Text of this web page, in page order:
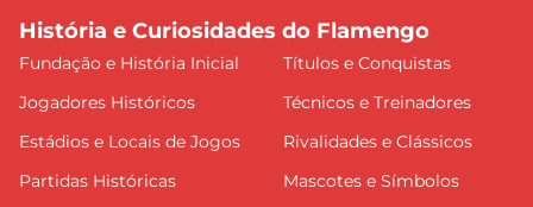
História e Curiosidades do Flamengo
Fundação e História Inicial
Títulos e Conquistas
Jogadores Históricos
Técnicos e Treinadores
Estádios e Locais de Jogos
Rivalidades e Clássicos
Partidas Históricas
Mascotes e Símbolos